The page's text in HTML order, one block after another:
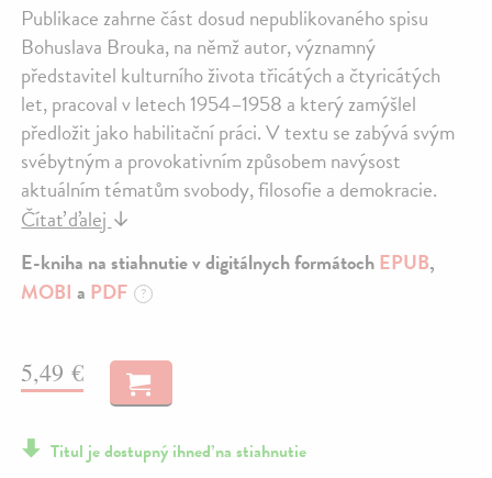
Publikace zahrne část dosud nepublikovaného spisu
Bohuslava Brouka, na němž autor, významný
představitel kulturního života třicátých a čtyricátých
let, pracoval v letech 1954–1958 a který zamýšlel
předložit jako habilitační práci. V textu se zabývá svým
svébytným a provokativním způsobem navýsost
aktuálním tématům svobody, filosofie a demokracie.
Čítať ďalej ↓
E-kniha na stiahnutie v digitálnych formátochEPUB,
MOBI a PDF ?
5,49 €
Titul je dostupný ihneď na stiahnutie